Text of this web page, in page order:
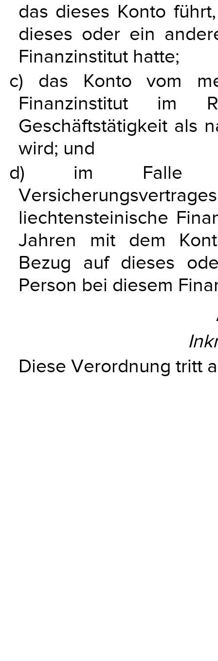
das dieses Konto
dieses oder ein
Finanzinstitut hatte;
c) das Konto vom
Finanzinstitut im
Geschäftstätigkeit als
wird; und
d) im Falle
liechtensteinische
Jahren mit dem
Bezug auf dieses
Person bei diesem
Diese Verordnung tritt